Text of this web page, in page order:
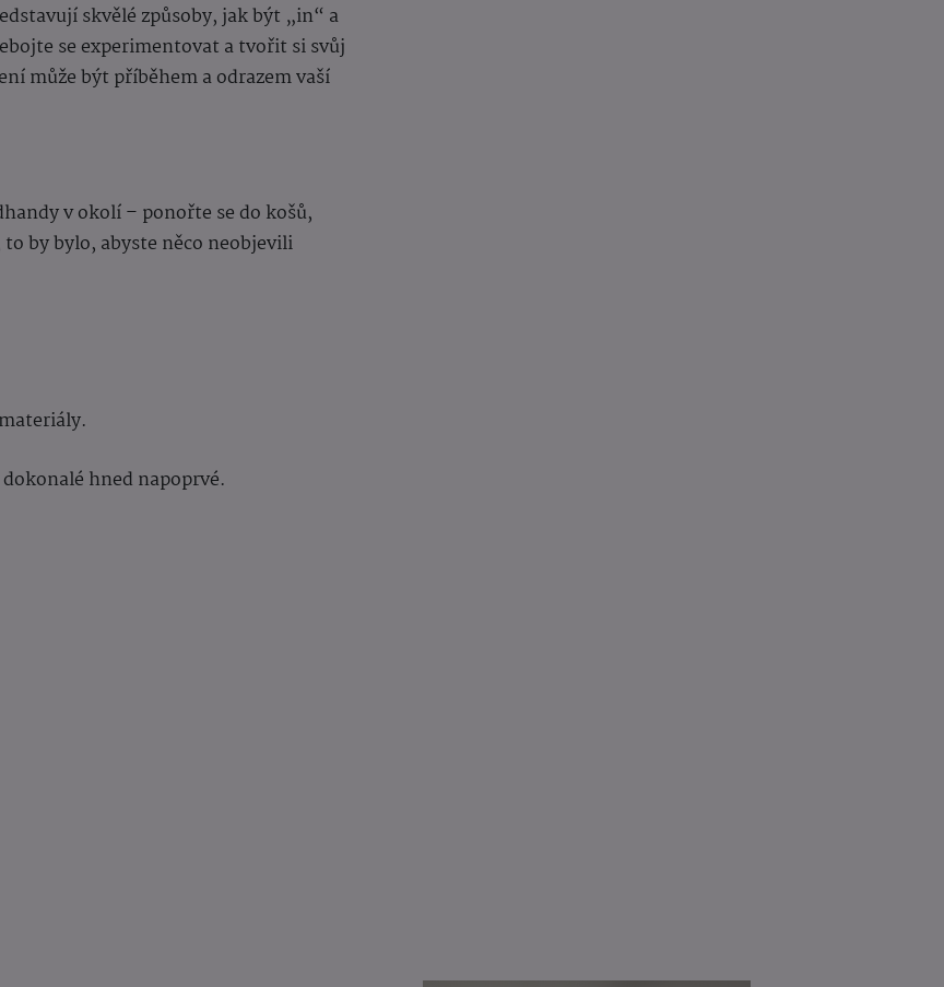
skvělé způsoby, jak být „in“ a
se experimentovat a tvořit si svůj
může být příběhem a odrazem vaší
v okolí – ponořte se do košů,
by bylo, abyste něco neobjevili
hned napoprvé.